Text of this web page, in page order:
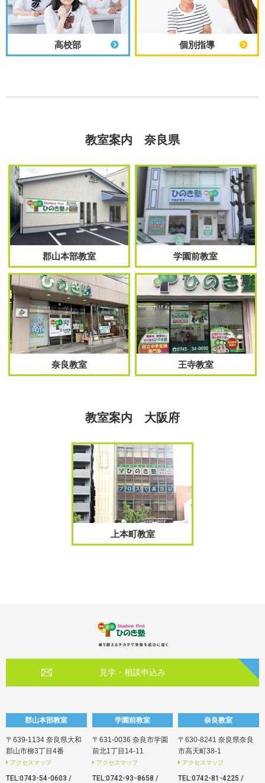
高校部 個別指導
教室案内 奈良県
郡山本部教室 学園前教室
奈良教室 王寺教室
教室案内 大阪府
上本町教室
見学・相談申込み
郡山本部教室
〒639-1134 奈良県大和
郡山市柳3丁目4番
アクセスマップ
TEL:0743-54-0603 /
学園前教室
〒631-0036 奈良市学園
前北1丁目14-11
アクセスマップ
TEL:0742-93ｰ8658 /
奈良教室
〒630-8241 奈良県奈良
市高天町38-1
アクセスマップ
TEL:0742-81-4225 /